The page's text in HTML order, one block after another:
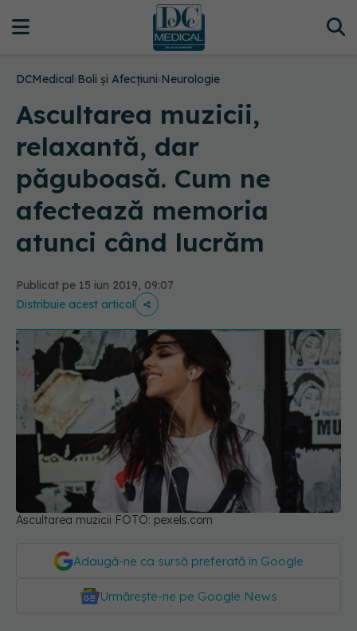
DCMedical›Boli și Afecțiuni›Neurologie
Ascultarea muzicii,
relaxantă, dar
păguboasă. Cum ne
afectează memoria
atunci când lucrăm
Publicat pe 15 iun 2019, 09:07
Distribuie acest articol
Ascultarea muzicii FOTO: pexels.com
Adaugă-ne ca sursă preferată în Google
Urmărește-ne pe Google News